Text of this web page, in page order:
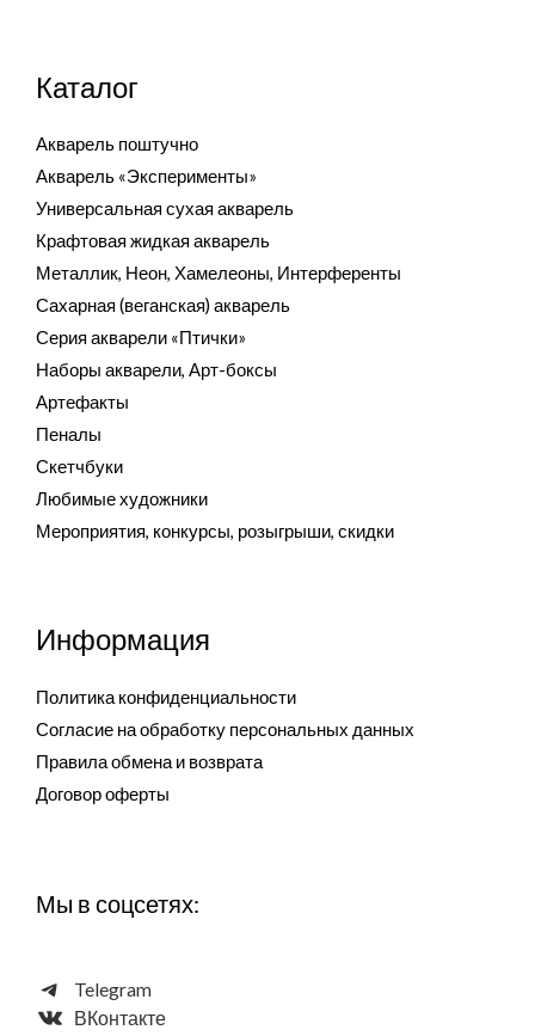
Каталог
Акварель поштучно
Акварель «Эксперименты»
Универсальная сухая акварель
Крафтовая жидкая акварель
Металлик, Неон, Хамелеоны, Интерференты
Сахарная (веганская) акварель
Серия акварели «Птички»
Наборы акварели, Арт-боксы
Артефакты
Пеналы
Скетчбуки
Любимые художники
Мероприятия, конкурсы, розыгрыши, скидки
Информация
Политика конфиденциальности
Согласие на обработку персональных данных
Правила обмена и возврата
Договор оферты
Мы в соцсетях:
Telegram
ВКонтакте